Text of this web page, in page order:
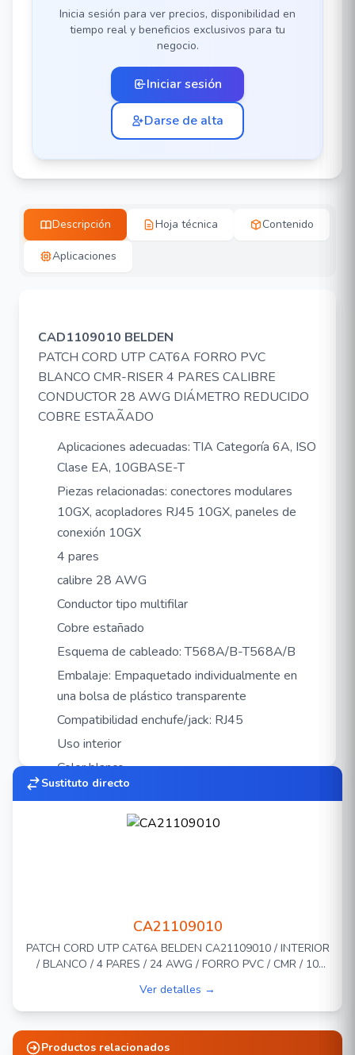
Inicia sesión para ver precios, disponibilidad en
tiempo real y beneficios exclusivos para tu
negocio.
Iniciar sesión
Darse de alta
Descripción Hoja técnica Contenido
Aplicaciones
CAD1109010 BELDEN
PATCH CORD UTP CAT6A FORRO PVC
BLANCO CMR-RISER 4 PARES CALIBRE
CONDUCTOR 28 AWG DIÁMETRO REDUCIDO
COBRE ESTAÃADO
Aplicaciones adecuadas: TIA Categoría 6A, ISO
Clase EA, 10GBASE-T
Piezas relacionadas: conectores modulares
10GX, acopladores RJ45 10GX, paneles de
conexión 10GX
4 pares
calibre 28 AWG
Conductor tipo multifilar
Cobre estañado
Esquema de cableado: T568A/B-T568A/B
Embalaje: Empaquetado individualmente en
una bolsa de plástico transparente
Compatibilidad enchufe/jack: RJ45
Uso interior
Color blanco
Longitud 10 ft / 3 METROS
Sustituto directo
CA21109010
PATCH CORD UTP CAT6A BELDEN CA21109010 / INTERIOR
/ BLANCO / 4 PARES / 24 AWG / FORRO PVC / CMR / 10
Ver detalles →
Productos relacionados